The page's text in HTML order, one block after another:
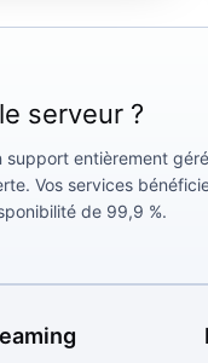
serveur ?
entièrement
Vos services
de 99,9 %.